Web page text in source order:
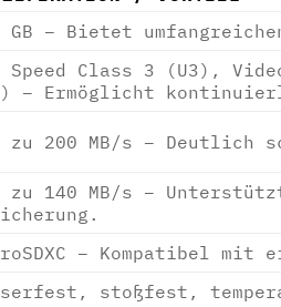
GB – Bietet
Speed Class 3 (U3),
– Ermöglicht
zu 200 MB/s – Deutlich
zu 140 MB/s –
– Kompatibel
stoßfest,